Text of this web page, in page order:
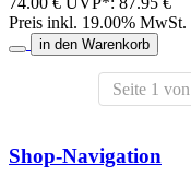
Preis inkl. 19.00% MwSt.
in den Warenkorb
Seite 1 von
Shop-Navigation